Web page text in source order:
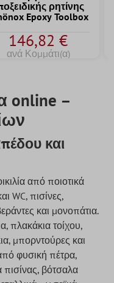
ρητίνης
Epoxy Toolbox
146,82 €
ανά Κομμάτι(α)
online –
και
από ποιοτικά
WC, πισίνες,
και μονοπάτια.
πλακάκια τοίχου,
μπορντούρες και
φυσική πέτρα,
πισίνας, βότσαλα